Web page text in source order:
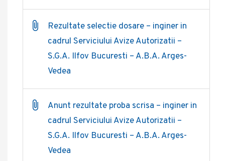
Rezultate selectie dosare – inginer in
cadrul Serviciului Avize Autorizatii –
S.G.A. Ilfov Bucuresti – A.B.A. Arges-
Vedea
Anunt rezultate proba scrisa – inginer in
cadrul Serviciului Avize Autorizatii –
S.G.A. Ilfov Bucuresti – A.B.A. Arges-
Vedea